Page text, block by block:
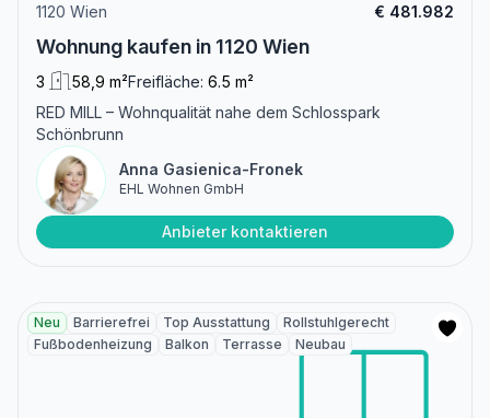
1120 Wien € 481.982
Wohnung kaufen in 1120 Wien
3 58,9 m²Freifläche: 6.5 m²
RED MILL – Wohnqualität nahe dem Schlosspark
Schönbrunn
Anna Gasienica-Fronek
EHL Wohnen GmbH
Anbieter kontaktieren
Neu Barrierefrei Top Ausstattung
Rollstuhlgerecht
Fußbodenheizung
Balkon Terrasse Neubau